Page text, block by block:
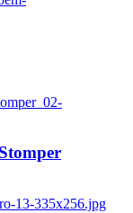
13-335x256.jpg